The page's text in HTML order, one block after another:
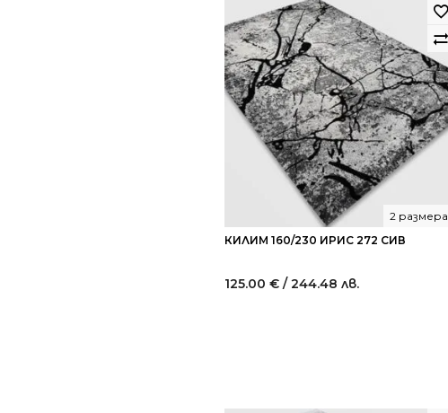
КИЛИМ 160/230 ИРИС 272 СИВ
2 размера
125.00 € / 244.48 лв.